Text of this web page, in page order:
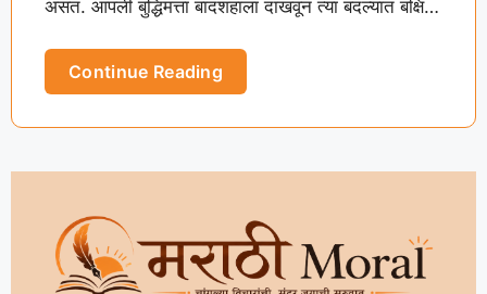
असत. आपली बुद्धिमत्ता बादशहाला दाखवून त्या बदल्यात बक्षिसे
Continue Reading